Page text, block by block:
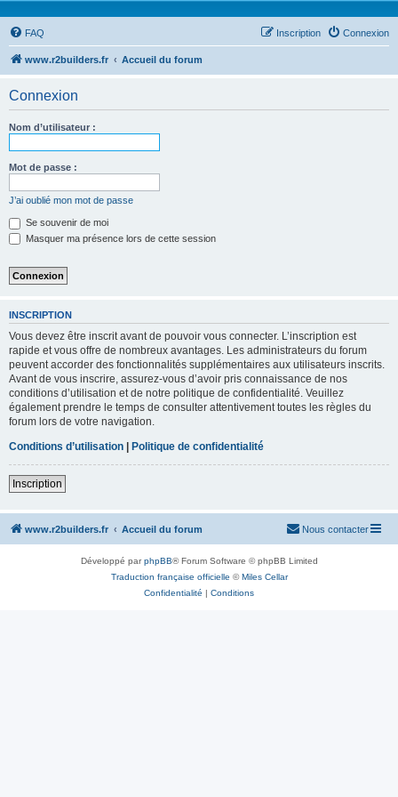
FAQ Connexion
Inscription
www.r2builders.fr Accueil du forum
Connexion
Nom d’utilisateur :
Mot de passe :
J’ai oublié mon mot de passe
Se souvenir de moi
Masquer ma présence lors de cette session
INSCRIPTION
Vous devez être inscrit avant de pouvoir vous connecter. L’inscription est
rapide et vous offre de nombreux avantages. Les administrateurs du forum
peuvent accorder des fonctionnalités supplémentaires aux utilisateurs inscrits.
Avant de vous inscrire, assurez-vous d’avoir pris connaissance de nos
conditions d’utilisation et de notre politique de confidentialité. Veuillez
également prendre le temps de consulter attentivement toutes les règles du
forum lors de votre navigation.
Conditions d’utilisation | Politique de confidentialité
Inscription
www.r2builders.fr Accueil du forum Nous contacter
Développé parphpBB® Forum Software © phpBB Limited
Traduction française officielle ©Miles Cellar
Confidentialité | Conditions